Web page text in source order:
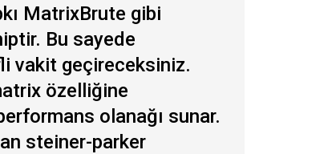
MatrixBrute gibi
Bu sayede
vakit geçireceksiniz.
özelliğine
olanağı sunar.
steiner-parker